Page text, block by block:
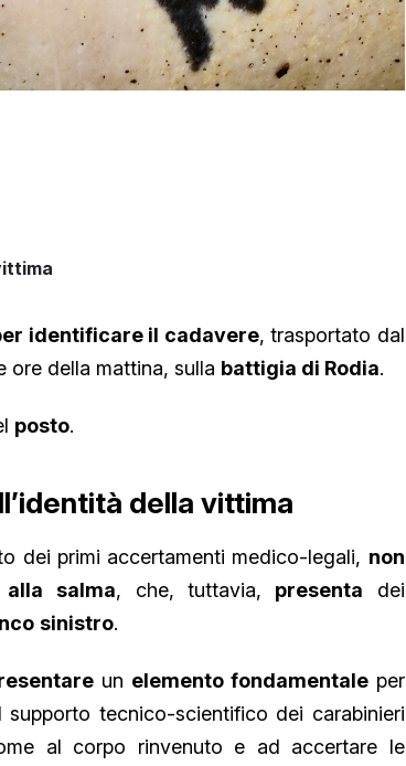
identificare il cadavere, trasportato dal
ore della mattina, sulla battigia di Rodia.
posto.
della vittima
dei primi accertamenti medico-legali, non
alla salma, che, tuttavia, presenta dei
sinistro.
un elemento fondamentaleper
tecnico-scientifico dei carabinieri
al corpo rinvenuto e ad accertare le